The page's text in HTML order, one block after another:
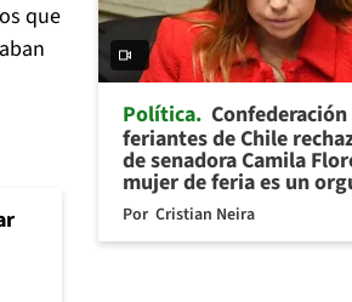
que
Política Confederación
feriantes de Chile
de senadora Camila
mujer de feria es un
Por Cristian Neira